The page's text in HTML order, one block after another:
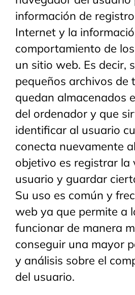
información de
Internet y la
comportamiento de
un sitio web. Es decir,
pequeños archivos de
quedan almacenados
del ordenador y que
identificar al usuario
conecta nuevamente
objetivo es registrar la
usuario y guardar
Su uso es común y
web ya que permite a
funcionar de manera
conseguir una mayor
y análisis sobre el
del usuario.